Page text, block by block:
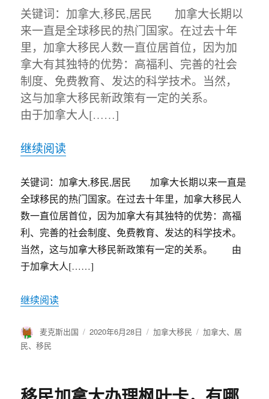
关键词：加拿大,移民,居民 加拿大长期以
来一直是全球移民的热门国家。在过去十年
里，加拿大移民人数一直位居首位，因为加
拿大有其独特的优势：高福利、完善的社会
制度、免费教育、发达的科学技术。当然，
这与加拿大移民新政策有一定的关系。
由于加拿大人[……]
继续阅读
关键词：加拿大,移民,居民 加拿大长期以来一直是
全球移民的热门国家。在过去十年里，加拿大移民人
数一直位居首位，因为加拿大有其独特的优势：高福
利、完善的社会制度、免费教育、发达的科学技术。
当然，这与加拿大移民新政策有一定的关系。 由
于加拿大人[……]
继续阅读
作
者
麦克斯出国
发
2020年6月28日
分
加拿大移民
标
加拿大、 居
民、移民